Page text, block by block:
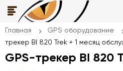
Главная GPS оборудование
трекер BI 820 Trek + 1 месяц
GPS-трекер BI 820